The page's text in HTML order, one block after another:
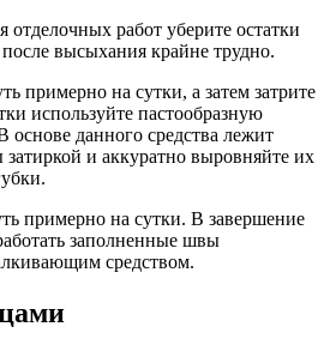
отделочных работ уберите остатки
после высыхания крайне трудно.
примерно на сутки, а затем затрите
используйте пастообразную
основе данного средства лежит
и аккуратно выровняйте их
примерно на сутки. В завершение
заполненные швы
средством.